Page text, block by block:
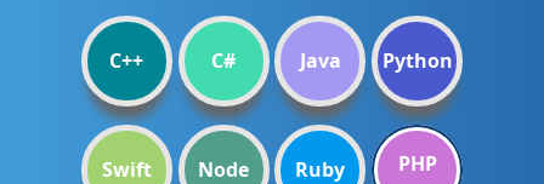
Python
Java
C#
C++
PHP
Ruby
Node
Swift